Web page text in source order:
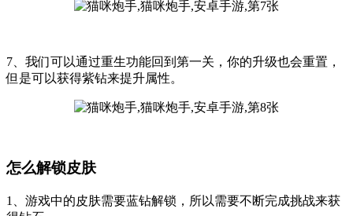
7、我们可以通过重生功能回到第一关，你的升级也会重置，
但是可以获得紫钻来提升属性。
怎么解锁皮肤
1、游戏中的皮肤需要蓝钻解锁，所以需要不断完成挑战来获